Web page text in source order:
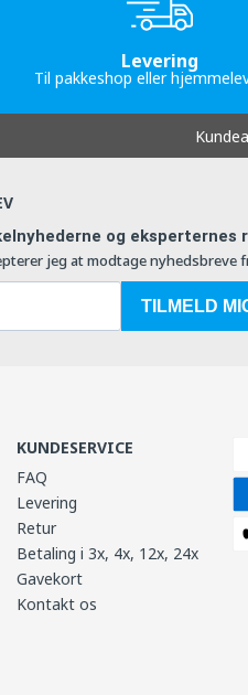
Levering
Til pakkeshop eller
og eksperternes
jeg at modtage nyhedsbreve
TILMELD
KUNDESERVICE
FAQ
Levering
Retur
Betaling i 3x, 4x, 12x, 24x
Gavekort
Kontakt os